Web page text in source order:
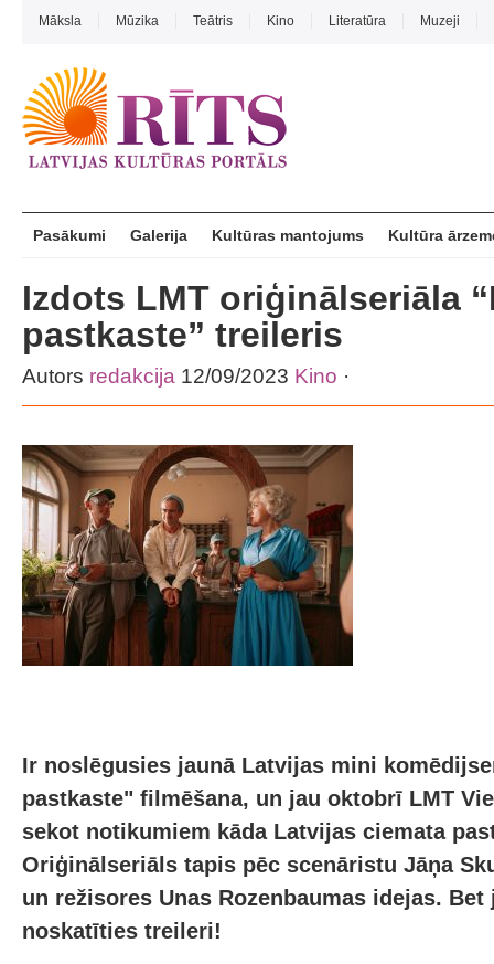
Māksla Mūzika Teātris Kino Literatūra Muzeji
Pasākumi Galerija Kultūras mantojums Kultūra
Izdots LMT oriģinālseriāla
pastkaste” treileris
Autors redakcija 12/09/2023 Kino ·
Ir noslēgusies jaunā Latvijas mini
pastkaste" filmēšana, un jau oktobrī LMT
sekot notikumiem kāda Latvijas ciemata
Oriģinālseriāls tapis pēc scenāristu Jāņa
un režisores Unas Rozenbaumas idejas. Bet
noskatīties treileri!